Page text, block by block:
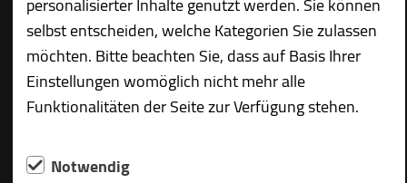
Über uns
Impressum
Datenschutz
Hans Voss Holzbau GmbH & Co KG
selbst entscheiden, welche Kategorien Sie zulassen
möchten. Bitte beachten Sie, dass auf Basis Ihrer
Einstellungen womöglich nicht mehr alle
Funktionalitäten der Seite zur Verfügung stehen.
Notwendig